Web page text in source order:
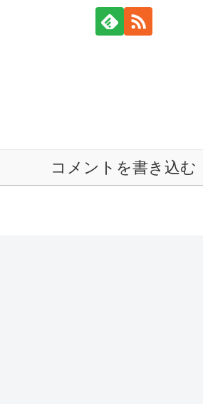
コメントを書き込む